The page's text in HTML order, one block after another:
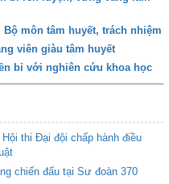
Bộ môn tâm huyết, trách nhiệm
viên giàu tâm huyết
bỉ với nghiên cứu khoa học
thi Đại đội chấp hành điều
chiến đấu tại Sư đoàn 370